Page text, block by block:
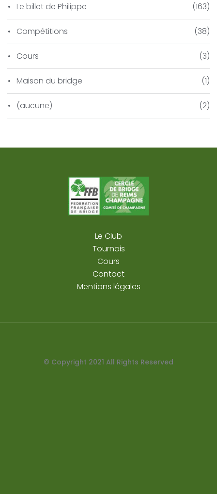
Le billet de Philippe (163)
Compétitions (38)
Cours (3)
Maison du bridge (1)
(aucune) (2)
Le Club
Tournois
Cours
Contact
Mentions légales
© Copyright 2021 All Rights Reserved